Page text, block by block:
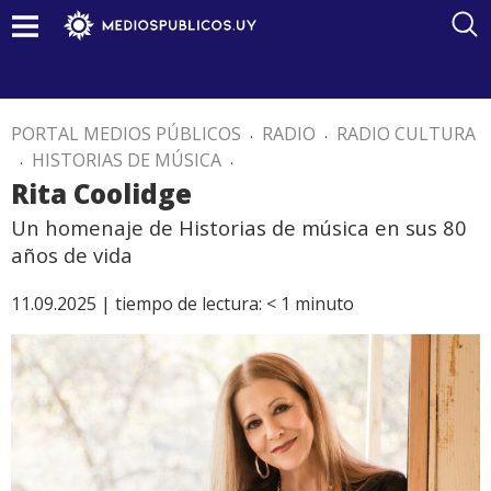
PORTAL MEDIOS PÚBLICOS . RADIO . RADIO CULTURA
. HISTORIAS DE MÚSICA .
Rita Coolidge
Un homenaje de Historias de música en sus 80
años de vida
11.09.2025 | tiempo de lectura: < 1 minuto